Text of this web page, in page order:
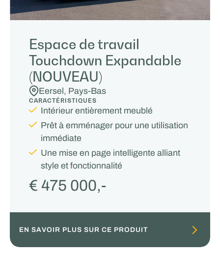
Espace de travail
Touchdown Expandable
(NOUVEAU)
Eersel, Pays-Bas
CARACTÉRISTIQUES
Intérieur entièrement meublé
Prêt à emménager pour une utilisation
immédiate
Une mise en page intelligente alliant
style et fonctionnalité
€ 475 000,-
EN SAVOIR PLUS SUR CE PRODUIT